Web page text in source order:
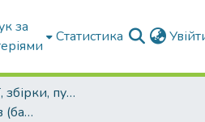
за
Статистика
Конференції, збірки, публікації молодих вчених і здобувачів : магістрів, бакалаврів, аспірантів.
Публікації здобувачів (бакалаврів. магістрів, аспірантів)